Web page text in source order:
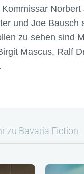
Norbert
und Joe Bausch
zu sehen sind
Mascus, Ralf
zu Bavaria Fiction